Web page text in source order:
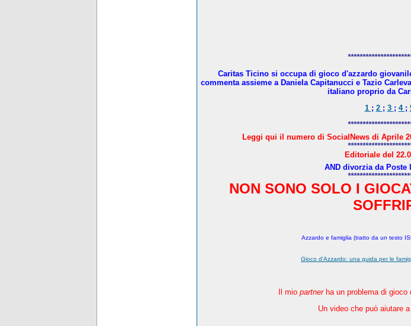
Caritas Ticino si occupa di gioco d'azzardo
commenta assieme a Daniela Capitanucci e Tazio
italiano proprio da
1 ; 2 ; 3 ; 4 ;
Leggi qui il numero di SocialNews di Aprile
Editoriale del
AND divorzia da Poste
NON SONO SOLO I
Azzardo e famiglia (tratto da un testo
Gioco d'Azzardo: una guida per le
Il mio partnerha un problema di gioco
Un video che può aiutare